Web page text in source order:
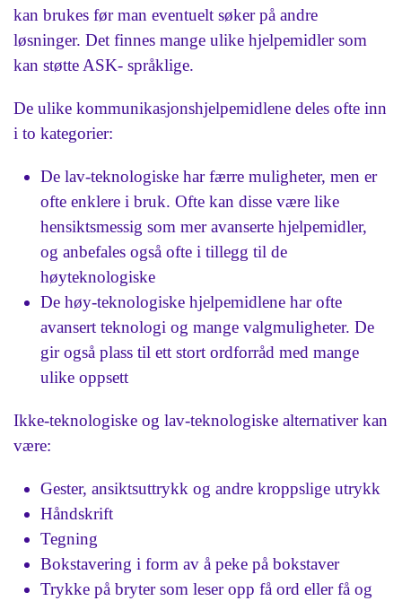
kan brukes før man eventuelt søker på andre
løsninger. Det finnes mange ulike hjelpemidler som
kan støtte ASK- språklige.
De ulike kommunikasjonshjelpemidlene deles ofte inn
i to kategorier:
De lav-teknologiske har færre muligheter, men er
ofte enklere i bruk. Ofte kan disse være like
hensiktsmessig som mer avanserte hjelpemidler,
og anbefales også ofte i tillegg til de
høyteknologiske
De høy-teknologiske hjelpemidlene har ofte
avansert teknologi og mange valgmuligheter. De
gir også plass til ett stort ordforråd med mange
ulike oppsett
Ikke-teknologiske og lav-teknologiske alternativer kan
være:
Gester, ansiktsuttrykk og andre kroppslige utrykk
Håndskrift
Tegning
Bokstavering i form av å peke på bokstaver
Trykke på bryter som leser opp få ord eller få og